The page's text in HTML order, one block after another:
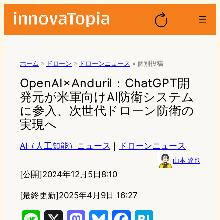
ホーム » ドローン » ドローンニュース » 個別投稿
OpenAI×Anduril：ChatGPT開
発元が米軍向けAI防衛システム
に参入、次世代ドローン防衛の
実現へ
AI（人工知能）ニュース ｜ ドローンニュース
山本 達也
[公開]2024年12月5日8:10
[最終更新]2025年4月9日 16:27